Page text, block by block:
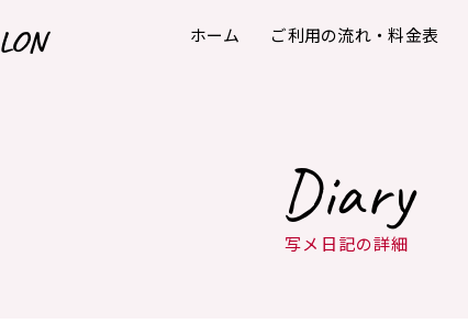
ホーム ご利用の流れ・料金表
Diary
写メ日記の詳細